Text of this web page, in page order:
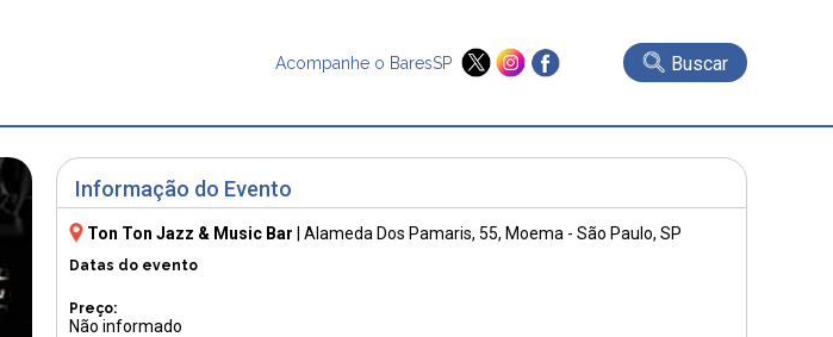
Acompanhe o BaresSP Buscar
Informação do Evento
Ton Ton Jazz & Music Bar Alameda Dos Pamaris, 55, Moema - São Paulo, SP
Datas do evento
Preço:
Não informado